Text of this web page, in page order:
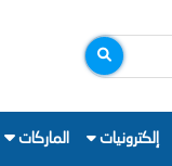
إلكترونيات الماركات